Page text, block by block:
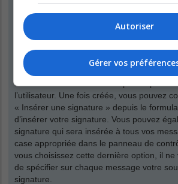
été publiée.
Comment puis-je insérer une signature
Pour insérer une signature à un de vos
tout d’abord en créer une depuis le
l’utilisateur. Une fois créée, vous pouvez
« Insérer une signature » depuis le
d’insérer votre signature. Vous pouvez
signature qui sera insérée à tous vos
case appropriée dans le panneau de
vous choisissez cette dernière option, il ne
de spécifier sur chaque message votre
signature.
Autoriser
Gérer vos